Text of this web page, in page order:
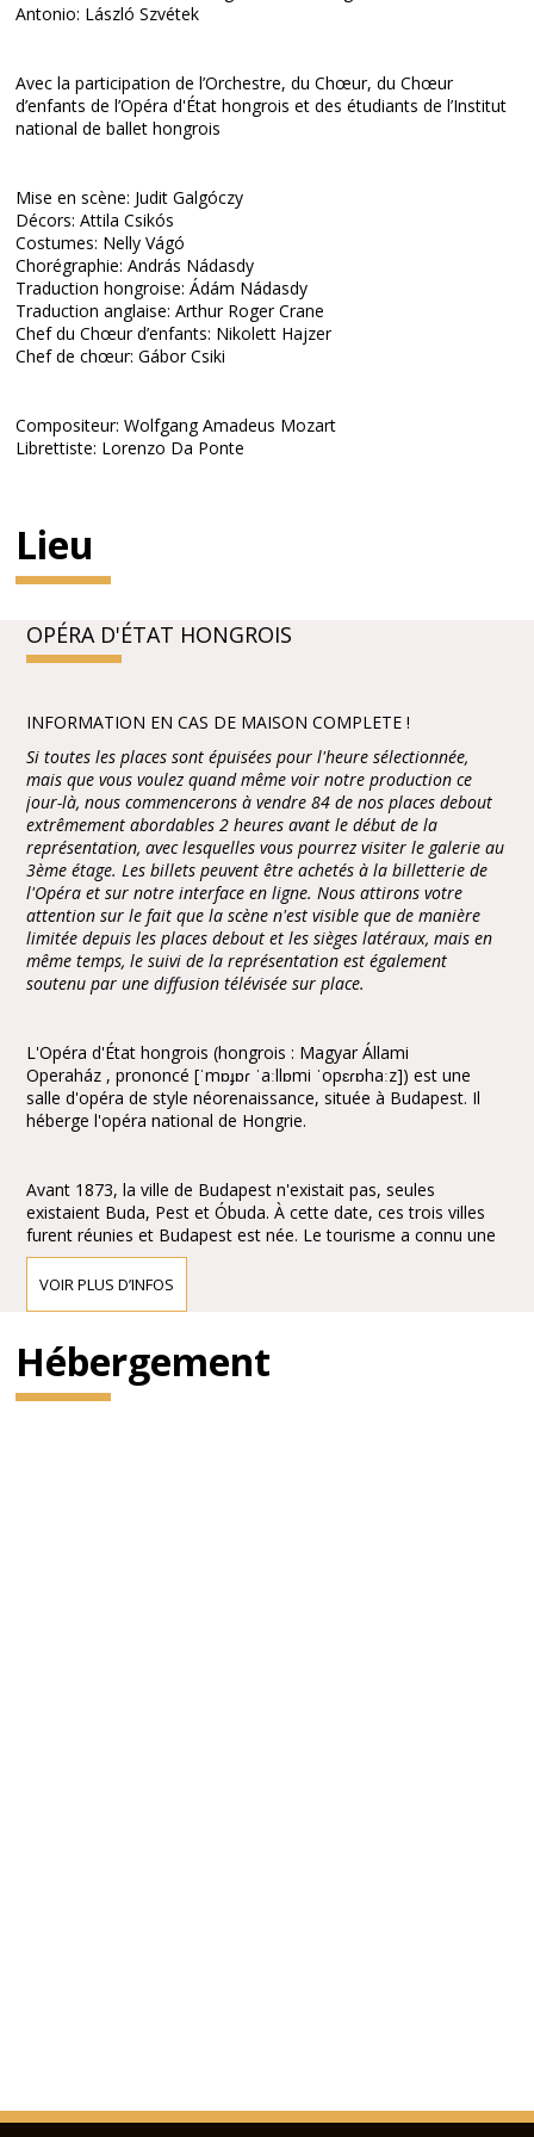
Antonio: László Szvétek
Avec la participation de l’Orchestre, du Chœur, du Chœur
d’enfants de l’Opéra d'État hongrois et des étudiants de l’Institut
national de ballet hongrois
Mise en scène: Judit Galgóczy
Décors: Attila Csikós
Costumes: Nelly Vágó
Chorégraphie: András Nádasdy
Traduction hongroise: Ádám Nádasdy
Traduction anglaise: Arthur Roger Crane
Chef du Chœur d’enfants: Nikolett Hajzer
Chef de chœur: Gábor Csiki
Compositeur: Wolfgang Amadeus Mozart
Librettiste: Lorenzo Da Ponte
Lieu
OPÉRA D'ÉTAT HONGROIS
INFORMATION EN CAS DE MAISON COMPLETE !
Si toutes les places sont épuisées pour l'heure sélectionnée,
mais que vous voulez quand même voir notre production ce
jour-là, nous commencerons à vendre 84 de nos places debout
extrêmement abordables 2 heures avant le début de la
représentation, avec lesquelles vous pourrez visiter le galerie au
3ème étage. Les billets peuvent être achetés à la billetterie de
l'Opéra et sur notre interface en ligne. Nous attirons votre
attention sur le fait que la scène n'est visible que de manière
limitée depuis les places debout et les sièges latéraux, mais en
même temps, le suivi de la représentation est également
soutenu par une diffusion télévisée sur place.
L'Opéra d'État hongrois (hongrois : Magyar Állami
Operaház , prononcé [ˈmɒɟɒɾ ˈaːllɒmi ˈopɛɾɒhaːz]) est une
salle d'opéra de style néorenaissance, située à Budapest. Il
héberge l'opéra national de Hongrie.
Avant 1873, la ville de Budapest n'existait pas, seules
existaient Buda, Pest et Óbuda. À cette date, ces trois villes
furent réunies et Budapest est née. Le tourisme a connu une
expansion considérable entraînant la construction de cafés et
de restaurants. La nécessité d'une salle d'opéra s'est
L'empereur François-Joseph d'Autriche-Hongrie confie
à Miklós Ybl, un des architectes hongrois le plus coté
Chaque saison s'étend du mois de septembre à la fin du mois
VOIR PLUS D’INFOS
Hébergement